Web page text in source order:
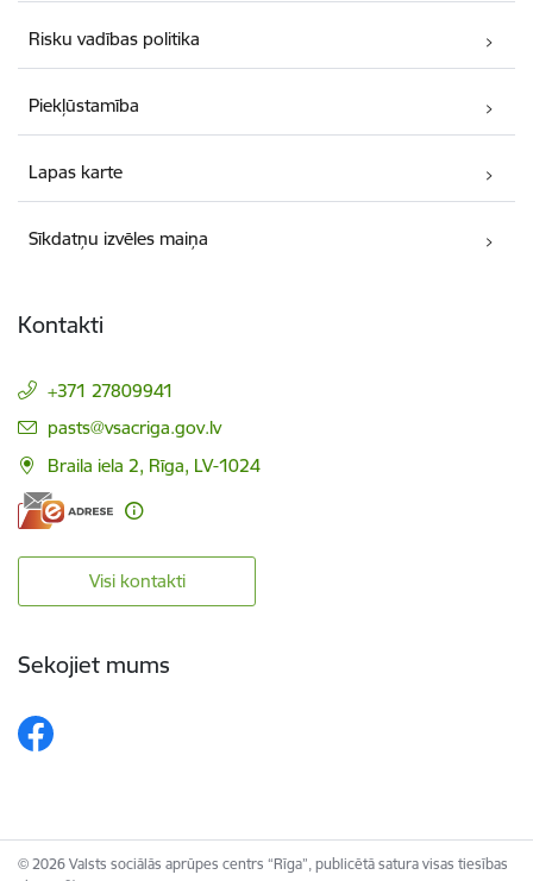
Risku vadības politika
Piekļūstamība
Lapas karte
Sīkdatņu izvēles maiņa
Kontakti
+371 27809941
E-pasts:
pasts@vsacriga.gov.lv
Braila iela 2, Rīga, LV-1024
Visi kontakti
Sekojiet mums
© 2026 Valsts sociālās aprūpes centrs “Rīga”, publicētā satura visas tiesības